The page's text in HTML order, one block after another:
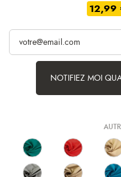
12,99
NOTIFIEZ MOI